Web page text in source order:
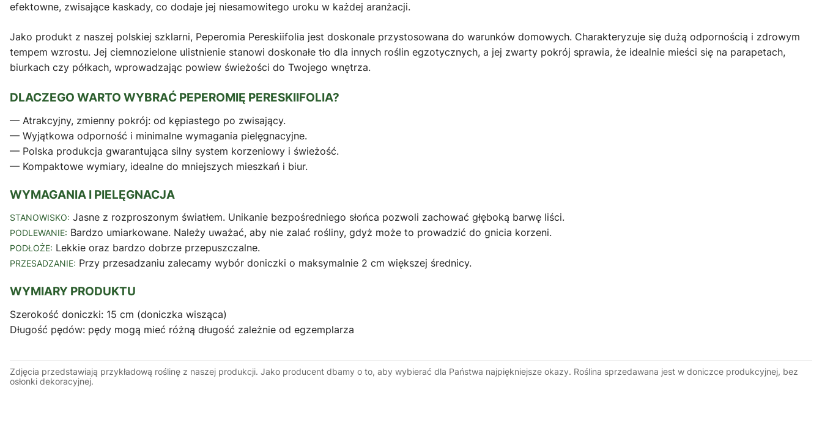
efektowne, zwisające kaskady, co dodaje jej niesamowitego uroku w każdej aranżacji.
Jako produkt z naszej polskiej szklarni, Peperomia Pereskiifolia jest doskonale przystosowana do warunków domowych. Charakteryzuje się dużą odpornością i zdrowym
tempem wzrostu. Jej ciemnozielone ulistnienie stanowi doskonałe tło dla innych roślin egzotycznych, a jej zwarty pokrój sprawia, że idealnie mieści się na parapetach,
biurkach czy półkach, wprowadzając powiew świeżości do Twojego wnętrza.
DLACZEGO WARTO WYBRAĆ PEPEROMIĘ PERESKIIFOLIA?
— Atrakcyjny, zmienny pokrój: od kępiastego po zwisający.
— Wyjątkowa odporność i minimalne wymagania pielęgnacyjne.
— Polska produkcja gwarantująca silny system korzeniowy i świeżość.
— Kompaktowe wymiary, idealne do mniejszych mieszkań i biur.
WYMAGANIA I PIELĘGNACJA
STANOWISKO: Jasne z rozproszonym światłem. Unikanie bezpośredniego słońca pozwoli zachować głęboką barwę liści.
PODLEWANIE: Bardzo umiarkowane. Należy uważać, aby nie zalać rośliny, gdyż może to prowadzić do gnicia korzeni.
PODŁOŻE: Lekkie oraz bardzo dobrze przepuszczalne.
PRZESADZANIE: Przy przesadzaniu zalecamy wybór doniczki o maksymalnie 2 cm większej średnicy.
WYMIARY PRODUKTU
Szerokość doniczki: 15 cm (doniczka wisząca)
Długość pędów: pędy mogą mieć różną długość zależnie od egzemplarza
Zdjęcia przedstawiają przykładową roślinę z naszej produkcji. Jako producent dbamy o to, aby wybierać dla Państwa najpiękniejsze okazy. Roślina sprzedawana jest w doniczce produkcyjnej, bez
osłonki dekoracyjnej.